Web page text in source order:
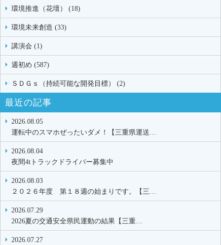
環境推進（花壇） (18)
環境未来創造 (33)
講演会 (1)
週初め (587)
ＳＤＧｓ（持続可能な開発目標） (2)
最近の記事
2026.08.05
運転中のスマホぜったいダメ！【三重県運送…
2026.08.04
夜間4tトラックドライバー募集中
2026.08.03
２０２６年度 第１８週の始まりです。【三…
2026.07.29
2026夏の交通安全県民運動の結果【三重…
2026.07.27